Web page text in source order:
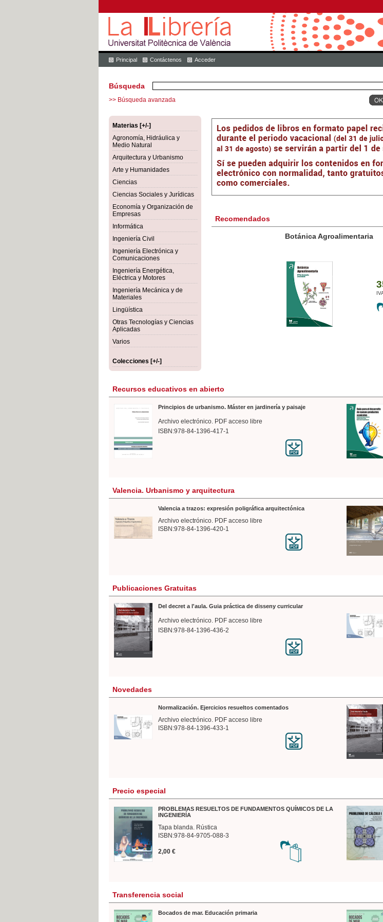
Principal Contáctenos Acceder
Búsqueda
>> Búsqueda avanzada
Materias [+/-]
Agronomía, Hidráulica y
Medio Natural
Arquitectura y Urbanismo
Arte y Humanidades
Ciencias
Ciencias Sociales y Jurídicas
Economía y Organización de
Empresas
Informática
Ingeniería Civil
Ingeniería Electrónica y
Comunicaciones
Ingeniería Energética,
Eléctrica y Motores
Ingeniería Mecánica y de
Materiales
Lingüística
Otras Tecnologías y Ciencias
Aplicadas
Varios
Colecciones [+/-]
Recomendados
Botánica Agroalimentaria
35,00 €
IVA INCLUIDO
Recursos educativos en abierto
Principios de urbanismo. Máster en jardinería y paisaje
Archivo electrónico. PDF acceso libre
ISBN:978-84-1396-417-1
Valencia. Urbanismo y arquitectura
Valencia a trazos: expresión poligráfica arquitectónica
Archivo electrónico. PDF acceso libre
ISBN:978-84-1396-420-1
Publicaciones Gratuitas
Del decret a l'aula. Guia práctica de disseny curricular
Archivo electrónico. PDF acceso libre
ISBN:978-84-1396-436-2
Novedades
Normalización. Ejercicios resueltos comentados
Archivo electrónico. PDF acceso libre
ISBN:978-84-1396-433-1
Precio especial
PROBLEMAS RESUELTOS DE FUNDAMENTOS QUÍMICOS DE LA
INGENIERÍA
Tapa blanda. Rústica
ISBN:978-84-9705-088-3
2,00 €
Transferencia social
Bocados de mar. Educación primaria